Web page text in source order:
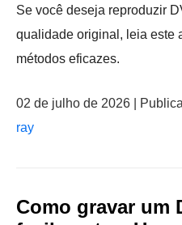
Se você deseja reproduzir
qualidade original, leia este
métodos eficazes.
02 de julho de 2026 |
ray
Como gravar um